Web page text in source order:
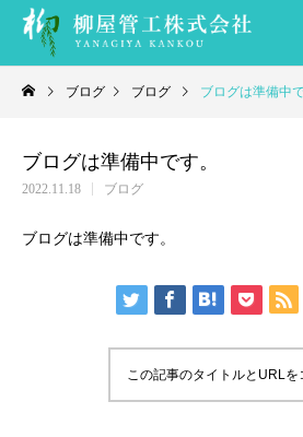
ブログ ブログ ブログは準備中で
ブログは準備中です。
2022.11.18 ブログ
ブログは準備中です。
この記事のタイトルとURLを